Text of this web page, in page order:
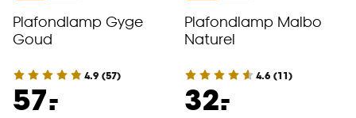
Plafondlamp Gyge
Goud
4.9 (57)
57.
-
Plafondlamp Malbo
Naturel
4.6 (11)
32.
-